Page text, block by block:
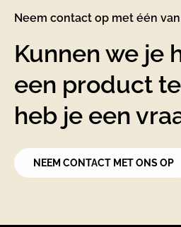
Neem contact op met één
Kunnen we je
een product
heb je een
NEEM CONTACT MET ONS OP